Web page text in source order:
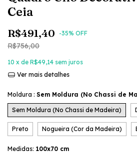
Ceia
R$491,40 -35% OFF
R$756,00
10 x de R$49,14 sem juros
Ver mais detalhes
Moldura : Sem Moldura (No Chassi de
Sem Moldura (No Chassi de Madeira)
Preto Nogueira (Cor da Madeira)
Medidas: 100x70 cm